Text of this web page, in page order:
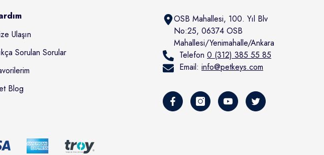
Ulaşın
Sorulan Sorular
Blog
OSB Mahallesi, 100. Yıl Blv
No:25, 06374 OSB
Mahallesi/Yenimahalle/Ankara
Telefon 0 (312) 385 55 85
Email: info@petkeys.com